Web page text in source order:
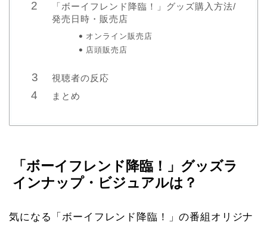
「ボーイフレンド降臨！」グッズ購入方法/
発売日時・販売店
オンライン販売店
店頭販売店
視聴者の反応
まとめ
「ボーイフレンド降臨！」グッズラ
インナップ・ビジュアルは？
気になる「ボーイフレンド降臨！」の番組オリジナ